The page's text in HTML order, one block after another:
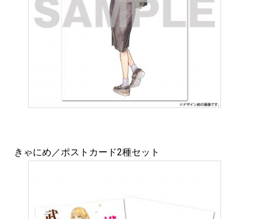
きゃにめ／ポストカード2種セット